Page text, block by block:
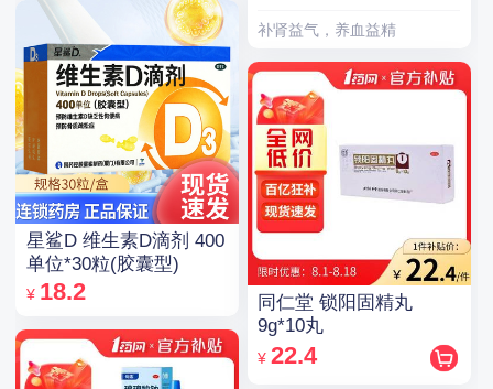
星鲨D 维生素D滴剂 400
单位*30粒(胶囊型)
¥ 18.2
补肾益气，养血益精
同仁堂 锁阳固精丸
9g*10丸
¥ 22.4